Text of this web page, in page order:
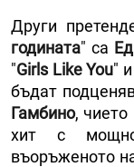
Други
годината" са
"Girls Like You" и
бъдат
Гамбино, чието
хит с
въоръженото